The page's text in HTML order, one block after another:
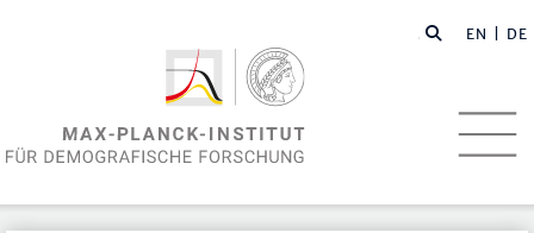
EN | DE